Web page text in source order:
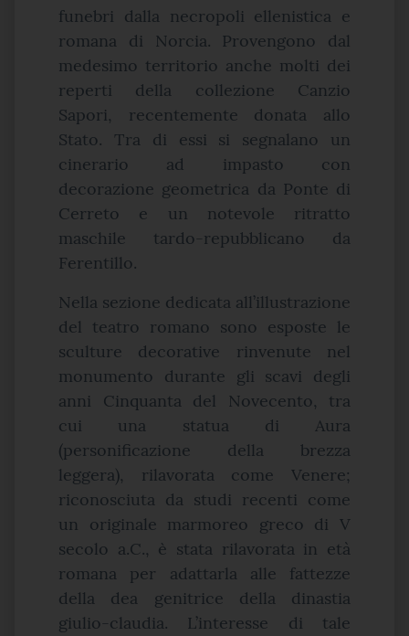
funebri dalla necropoli ellenistica e
romana di Norcia. Provengono dal
medesimo territorio anche molti dei
reperti della collezione Canzio
Sapori, recentemente donata allo
Stato. Tra di essi si segnalano un
cinerario ad impasto con
decorazione geometrica da Ponte di
Cerreto e un notevole ritratto
maschile tardo-repubblicano da
Ferentillo.
Nella sezione dedicata all’illustrazione
del teatro romano sono esposte le
sculture decorative rinvenute nel
monumento durante gli scavi degli
anni Cinquanta del Novecento, tra
cui una statua di Aura
(personificazione della brezza
leggera), rilavorata come Venere;
riconosciuta da studi recenti come
un originale marmoreo greco di V
secolo a.C., è stata rilavorata in età
romana per adattarla alle fattezze
della dea genitrice della dinastia
giulio-claudia. L’interesse di tale